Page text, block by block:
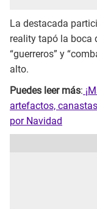
La destacada
reality tapó la boca
“guerreros” y
alto.
Puedes leer más:
artefactos,
por Navidad